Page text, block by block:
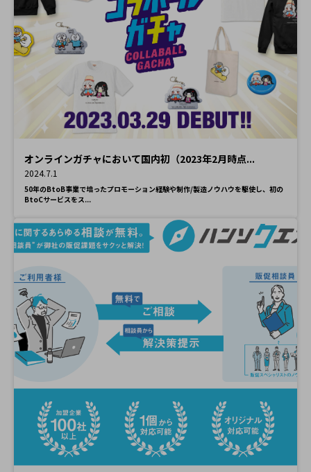
オンラインガチャにおいて国内初（2023年2月時点...
2024.7.1
50年のBtoB事業で培ったプロモーション経験や制作/製造ノウハウを駆使し、初の
BtoCサービスをス...